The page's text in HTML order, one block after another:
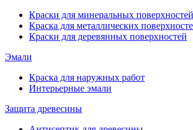
Краски для минеральных поверхностей
Краска для металлических
Краски для деревянных поверхностей
Эмали
Краска для наружных работ
Интерьерные эмали
Защита древесины